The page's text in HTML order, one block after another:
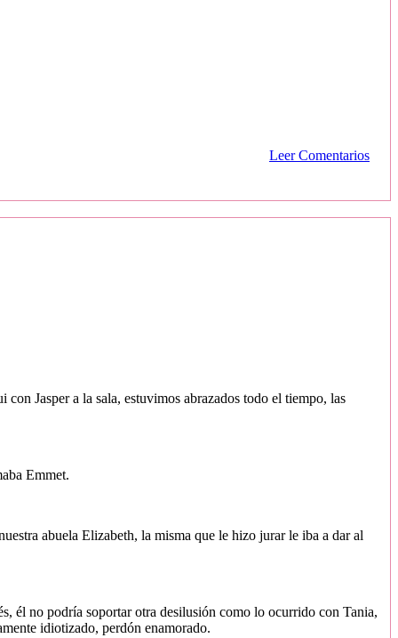
Leer Comentarios
Jasper a la sala, estuvimos abrazados todo el tiempo, las
Emmet.
abuela Elizabeth, la misma que le hizo jurar le iba a dar al
él no podría soportar otra desilusión como lo ocurrido con Tania,
idiotizado, perdón enamorado.